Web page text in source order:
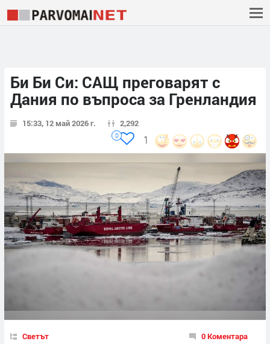
Би Би Си: САЩ преговарят с
Дания по въпроса за Гренландия
15:33, 12 май 2026 г. 2,292
1
0
Светът 0 Коментара